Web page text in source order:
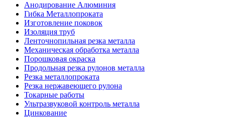
Анодирование Алюминия
Гибка Металлопроката
Изготовление поковок
Изоляция труб
Ленточнопильная резка металла
Механическая обработка металла
Порошковая окраска
Продольная резка рулонов металла
Резка металлопроката
Резка нержавеющего рулона
Токарные работы
Ультразвуковой контроль металла
Цинкование